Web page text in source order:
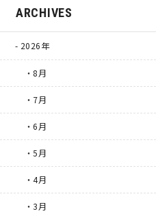
ARCHIVES
2026年
・8月
・7月
・6月
・5月
・4月
・3月